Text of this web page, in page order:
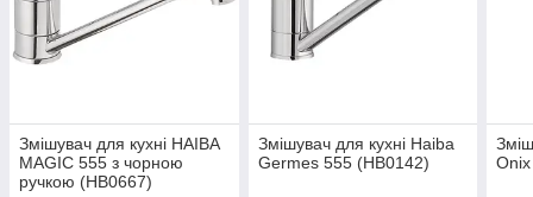
Змішувач для кухні HAIBA
MAGIC 555 з чорною
ручкою (HB0667)
Змішувач для кухні Haiba
Germes 555 (HB0142)